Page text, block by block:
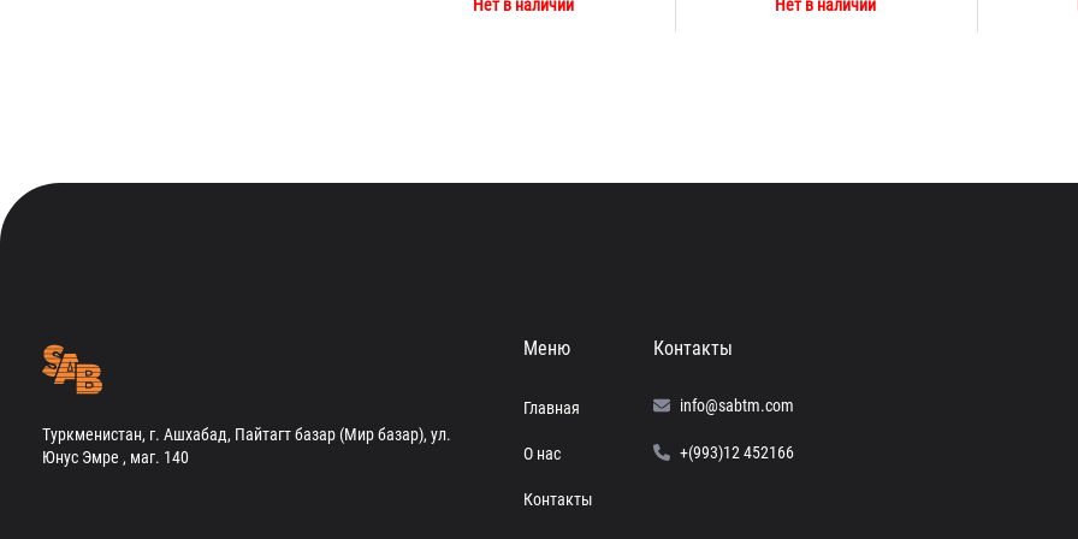
Нет в наличии Нет в наличии
Туркменистан, г. Ашхабад, Пайтагт базар (Мир базар), ул.
Юнус Эмре , маг. 140
Меню
Главная
О нас
Контакты
Контакты
info@sabtm.com
+(993)12 452166